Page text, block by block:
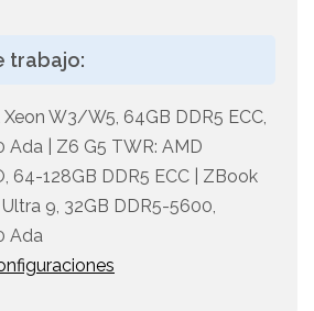
trabajo:
W3/W5, 64GB DDR5 ECC,
Ada | Z6 G5 TWR: AMD
64-128GB DDR5 ECC | ZBook
9, 32GB DDR5-5600,
Ada